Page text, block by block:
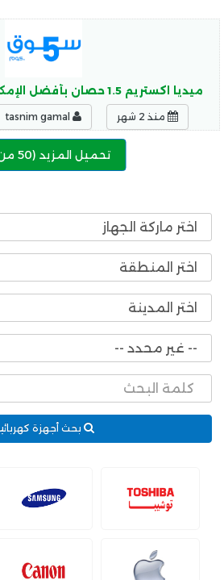
بحث أجهزة كهربائية
ميديا اكستريم 1.5 حصان بأفضل الإمكانيات 2026 بالكرتونه ديجيتال بلازما
منذ 2 شهر tasnim gamal
تحميل المزيد (50من 101)